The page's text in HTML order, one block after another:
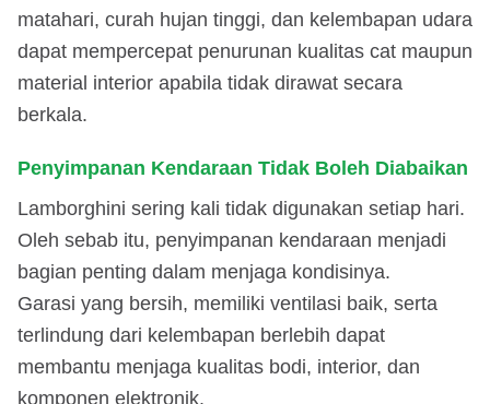
matahari, curah hujan tinggi, dan kelembapan udara
dapat mempercepat penurunan kualitas cat maupun
material interior apabila tidak dirawat secara
berkala.
Penyimpanan Kendaraan Tidak Boleh Diabaikan
Lamborghini sering kali tidak digunakan setiap hari.
Oleh sebab itu, penyimpanan kendaraan menjadi
bagian penting dalam menjaga kondisinya.
Garasi yang bersih, memiliki ventilasi baik, serta
terlindung dari kelembapan berlebih dapat
membantu menjaga kualitas bodi, interior, dan
komponen elektronik.